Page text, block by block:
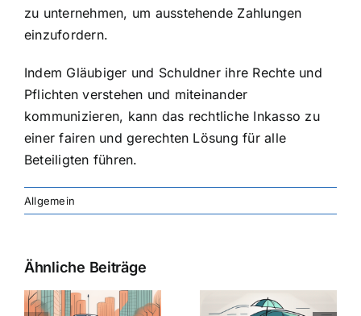
zu unternehmen, um ausstehende Zahlungen
einzufordern.
Indem Gläubiger und Schuldner ihre Rechte und
Pflichten verstehen und miteinander
kommunizieren, kann das rechtliche Inkasso zu
einer fairen und gerechten Lösung für alle
Beteiligten führen.
Allgemein
Ähnliche Beiträge